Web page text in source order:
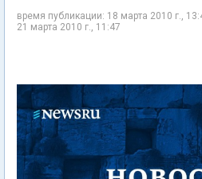
время публикации: 18 марта 2010 г.,
21 марта 2010 г., 11:47